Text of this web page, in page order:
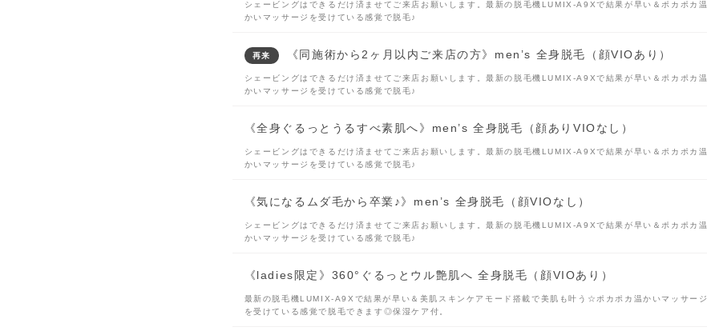
シェービングはできるだけ済ませてご来店お願いします。最新の脱毛機LUMIX-A9Xで結果が早い＆ポカポカ温
かいマッサージを受けている感覚で脱毛♪
再来 《同施術から2ヶ月以内ご来店の方》men’s 全身脱毛（顔VIOあり）
シェービングはできるだけ済ませてご来店お願いします。最新の脱毛機LUMIX-A9Xで結果が早い＆ポカポカ温
かいマッサージを受けている感覚で脱毛♪
《全身ぐるっとうるすべ素肌へ》men’s 全身脱毛（顔ありVIOなし）
シェービングはできるだけ済ませてご来店お願いします。最新の脱毛機LUMIX-A9Xで結果が早い＆ポカポカ温
かいマッサージを受けている感覚で脱毛♪
《気になるムダ毛から卒業♪》men’s 全身脱毛（顔VIOなし）
シェービングはできるだけ済ませてご来店お願いします。最新の脱毛機LUMIX-A9Xで結果が早い＆ポカポカ温
かいマッサージを受けている感覚で脱毛♪
《ladies限定》360°ぐるっとウル艶肌へ 全身脱毛（顔VIOあり）
最新の脱毛機LUMIX-A9Xで結果が早い＆美肌スキンケアモード搭載で美肌も叶う☆ポカポカ温かいマッサージ
を受けている感覚で脱毛できます◎保湿ケア付。